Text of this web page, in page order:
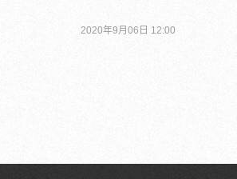
2020年9月06日 12:00